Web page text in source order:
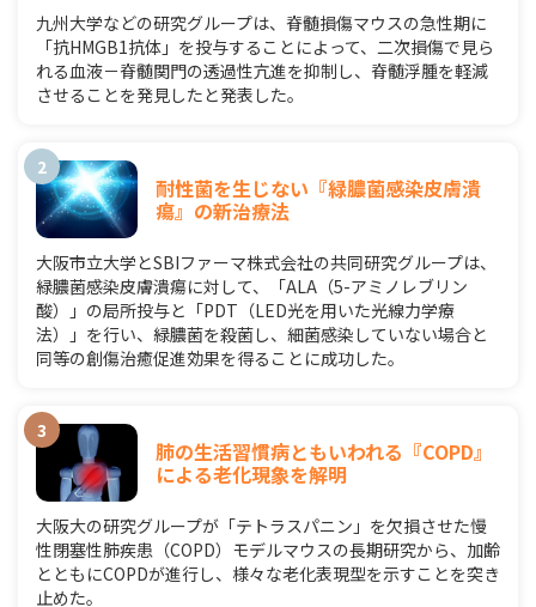
九州大学などの研究グループは、脊髄損傷マウスの急性期に
「抗HMGB1抗体」を投与することによって、二次損傷で見ら
れる血液－脊髄関門の透過性亢進を抑制し、脊髄浮腫を軽減
させることを発見したと発表した。
耐性菌を生じない『緑膿菌感染皮膚潰
瘍』の新治療法
大阪市立大学とSBIファーマ株式会社の共同研究グループは、
緑膿菌感染皮膚潰瘍に対して、「ALA（5-アミノレブリン
酸）」の局所投与と「PDT（LED光を用いた光線力学療
法）」を行い、緑膿菌を殺菌し、細菌感染していない場合と
同等の創傷治癒促進効果を得ることに成功した。
肺の生活習慣病ともいわれる『COPD』
による老化現象を解明
大阪大の研究グループが「テトラスパニン」を欠損させた慢
性閉塞性肺疾患（COPD）モデルマウスの長期研究から、加齢
とともにCOPDが進行し、様々な老化表現型を示すことを突き
止めた。